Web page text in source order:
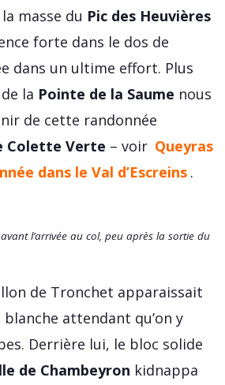
la masse du Pic des Heuvières
forte dans le dos de
dans un ultime effort. Plus
la Pointe de la Saume nous
de cette randonnée
Colette Verte – voir Queyras
dans le Val d’Escreins .
l’arrivée au col, peu après la sortie du
de Tronchet apparaissait
attendant qu’on y
Derrière lui, le bloc solide
de Chambeyron kidnappa